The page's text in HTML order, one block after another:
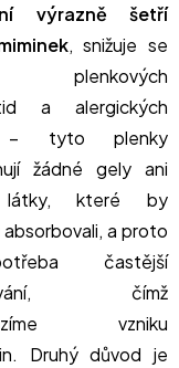
výrazně šetří
, snižuje se
plenkových
a alergických
– tyto plenky
žádné gely ani
látky, které by
a proto
častější
čímž
vzniku
Druhý důvod je